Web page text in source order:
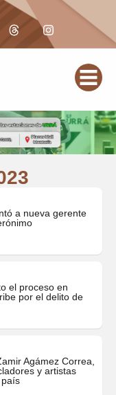
a nueva gerente
el proceso en
por el delito de
Agámez Correa,
y artistas